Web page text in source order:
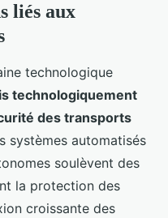
liés aux
technologique
technologiquement
des transports
systèmes automatisés
soulèvent des
la protection des
croissante des